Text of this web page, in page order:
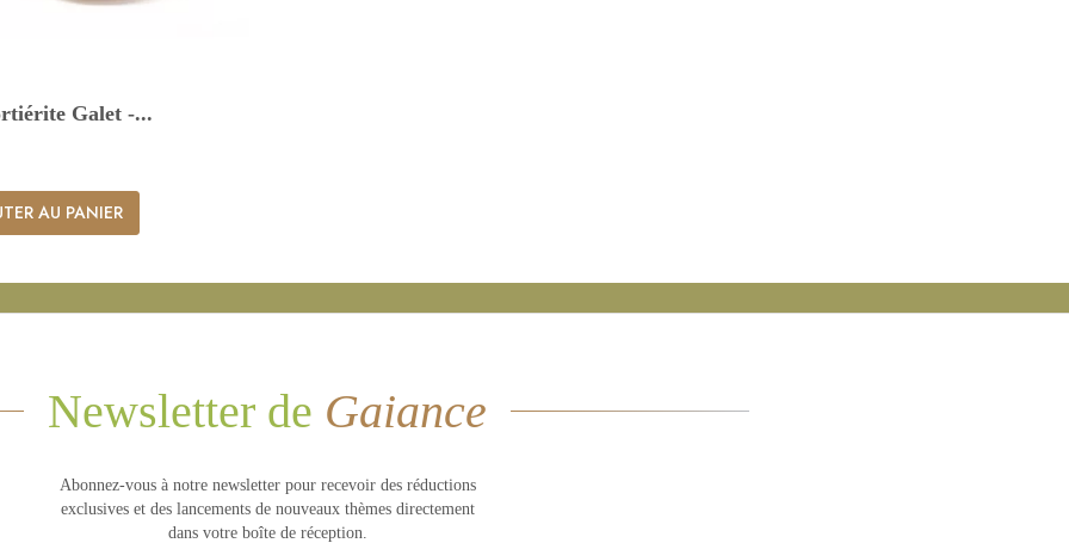
Galet -...
AU PANIER
Newsletter de Gaiance
Abonnez-vous à notre newsletter pour recevoir des réductions
exclusives et des lancements de nouveaux thèmes directement
dans votre boîte de réception.